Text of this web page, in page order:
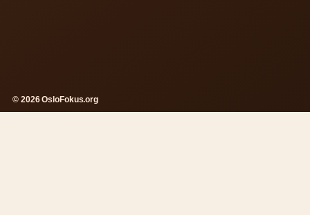
© 2026 OsloFokus.org